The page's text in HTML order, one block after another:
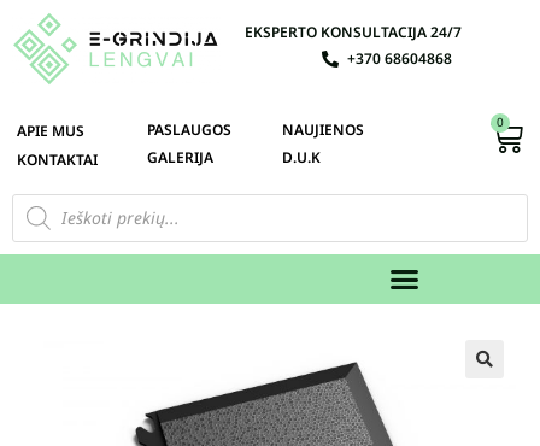
EKSPERTO KONSULTACIJA 24/7
+370 68604868
APIE MUS
KONTAKTAI
PASLAUGOS
GALERIJA
NAUJIENOS
D.U.K
0